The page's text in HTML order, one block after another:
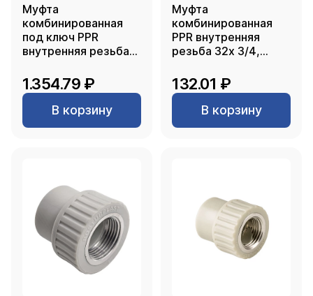
Муфта
комбинированная
под ключ PPR
внутренняя резьба
1.354.79 ₽
В корзину
Муфта
комбинированная
PPR внутренняя
резьба 32х 3/4,
132.01 ₽
В корзину